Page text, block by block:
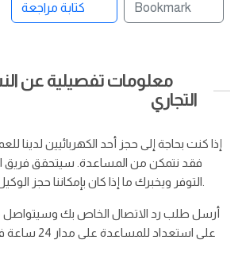
Bookmark كتابة مراجعة
معلومات تفصيلية عن
التجاري
إذا كنت بحاجة إلى حجز أحد الكهربائيين لدينا
فقد نتمكن من المساعدة. سيتحقق فريق
أرسل طلب رد الاتصال الخاص بك